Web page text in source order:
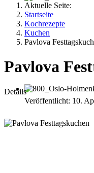
Aktuelle Seite:
Startseite
Kochrezepte
Kuchen
Pavlova
Pavlova
Details
Veröffentlicht: 10.